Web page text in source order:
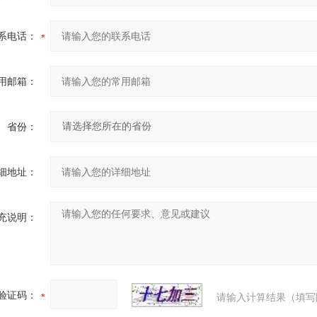
电话：
邮箱：
省份：
地址：
说明：
证码： 请输入计算结果（填